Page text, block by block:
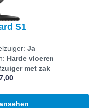
S1
Ja
Harde vloeren
met zak